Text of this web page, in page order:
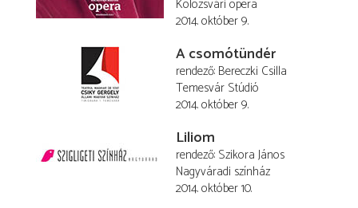
Kolozsvári opera
2014. október 9.
A csomótündér
rendező Bereczki Csilla
Temesvár Stúdió
2014. október 9.
Liliom
rendező Szikora János
Nagyváradi színház
2014. október 10.